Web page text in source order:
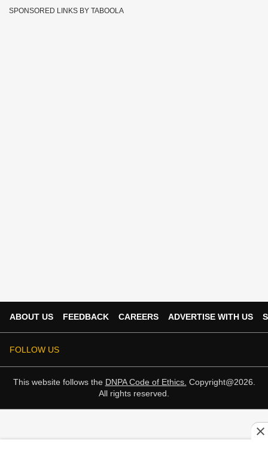
SPONSORED LINKS BY TABOOLA
ABOUT US FEEDBACK CAREERS ADVERTISE WITH US
FOLLOW US
This website follows the DNPA Code of Ethics. Copyright@2026.
All rights reserved.